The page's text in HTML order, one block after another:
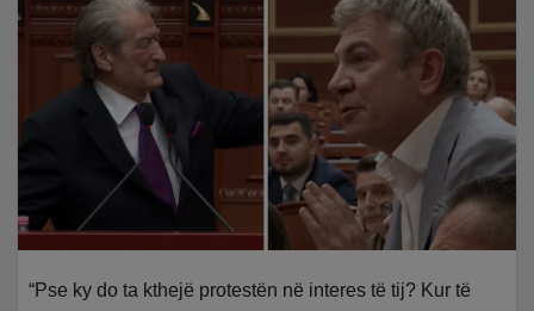
“Pse ky do ta kthejë protestën në interes të tij? Kur të